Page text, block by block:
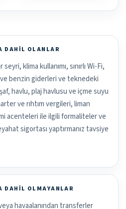
DAHIL OLANLAR
klima kullanımı, sınırlı Wi-Fi,
benzin giderleri ve teknedeki
havlu, plaj havlusu ve içme suyu
ve rıhtım vergileri, liman
acenteleri ile ilgili formaliteler ve
sigortası yaptırmanız tavsiye
DAHIL OLMAYANLAR
havaalanından transferler